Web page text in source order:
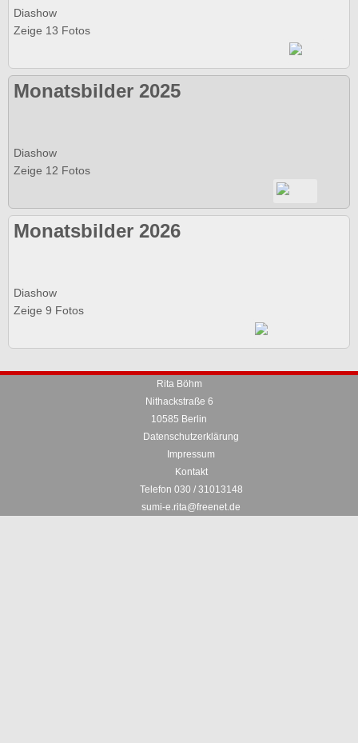
Diashow
Zeige 13 Fotos
Monatsbilder 2025
Diashow
Zeige 12 Fotos
Monatsbilder 2026
Diashow
Zeige 9 Fotos
Rita Böhm
Nithackstraße 6
10585 Berlin
Datenschutzerklärung
Impressum
Kontakt
Telefon 030 / 31013148
sumi-e.rita@freenet.de